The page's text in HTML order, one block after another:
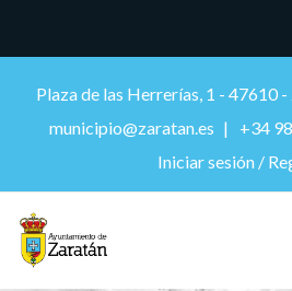
Plaza de las Herrerías, 1 - 47610
municipio@zaratan.es
+34
Iniciar sesión /